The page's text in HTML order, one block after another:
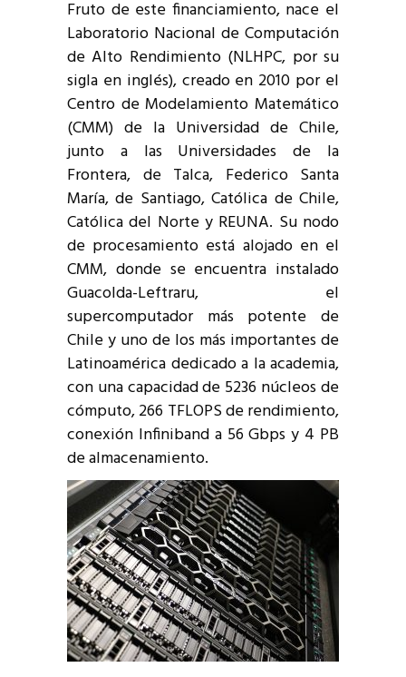
Fruto de este financiamiento, nace el
Laboratorio Nacional de Computación
de Alto Rendimiento (NLHPC, por su
sigla en inglés), creado en 2010 por el
Centro de Modelamiento Matemático
(CMM) de la Universidad de Chile,
junto a las Universidades de la
Frontera, de Talca, Federico Santa
María, de Santiago, Católica de Chile,
Católica del Norte y REUNA. Su nodo
de procesamiento está alojado en el
CMM, donde se encuentra instalado
Guacolda-Leftraru, el
supercomputador más potente de
Chile y uno de los más importantes de
Latinoamérica dedicado a la academia,
con una capacidad de 5236 núcleos de
cómputo, 266 TFLOPS de rendimiento,
conexión Infiniband a 56 Gbps y 4 PB
de almacenamiento.